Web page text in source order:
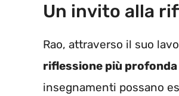
Un invito alla
Rao, attraverso il suo
riflessione più profonda
insegnamenti possano